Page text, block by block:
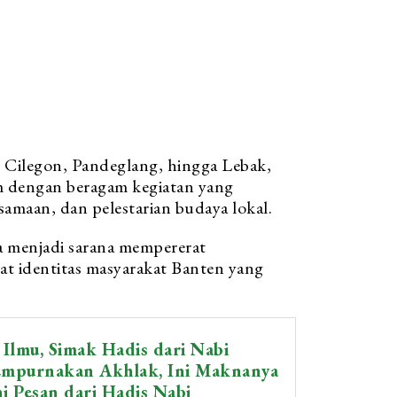
Pandeglang, hingga Lebak,
beragam kegiatan yang
dan pelestarian budaya lokal.
sarana mempererat
identitas masyarakat Banten yang
Simak Hadis dari Nabi
Akhlak, Ini Maknanya
Pesan dari Hadis Nabi